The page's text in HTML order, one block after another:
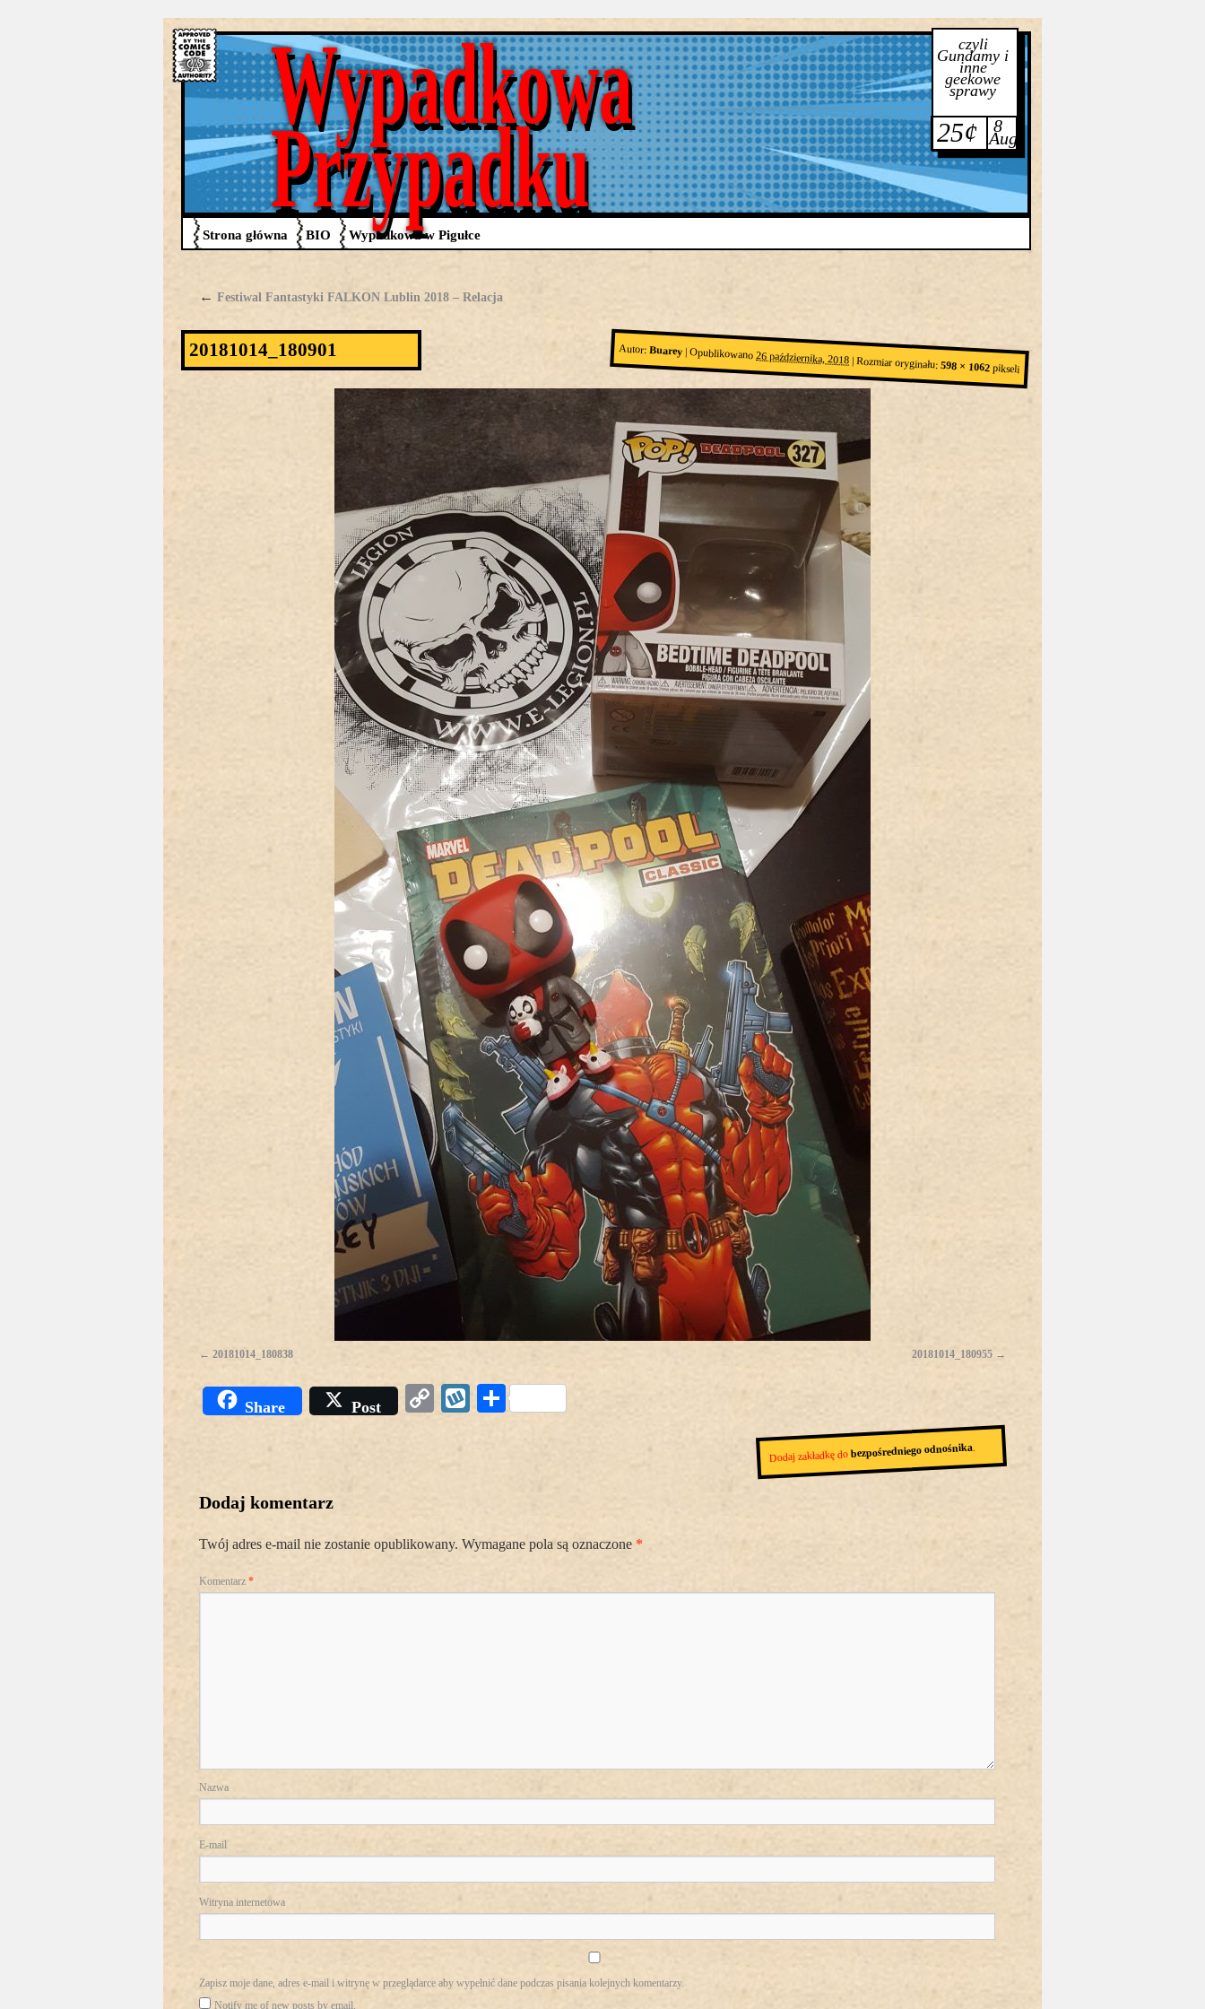
Wypadkowa
Przypadku
czyli
Gundamy i
inne
geekowe
sprawy
25¢ 8
Aug
Strona główna BIO Wypadkowa w Pigułce
← Festiwal Fantastyki FALKON Lublin 2018 – Relacja
20181014_180901 Autor:Buarey | Opublikowano26 października, 2018 |Rozmiar oryginału:598 × 1062pikseli
20181014_180838 20181014_180955
Share Post
CopyWykop
Podziel
Dodaj zakładkę dobezpośredniego odnośnika.
Dodaj komentarz
Twój adres e-mail nie zostanie opublikowany. Wymagane pola są oznaczone *
Komentarz *
Nazwa
E-mail
Witryna internetowa
Zapisz moje dane, adres e-mail i witrynę w przeglądarce aby wypełnić dane podczas pisania kolejnych komentarzy.
Notify me of new posts by email.